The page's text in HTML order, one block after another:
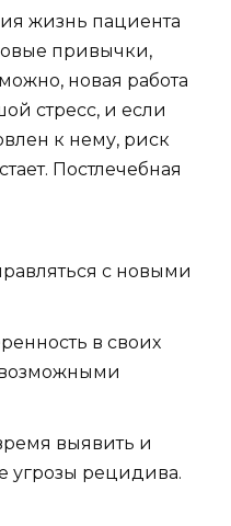
жизнь пациента
привычки,
новая работа
стресс, и если
к нему, риск
Постлечебная
с новыми
в своих
возможными
выявить и
угрозы рецидива.